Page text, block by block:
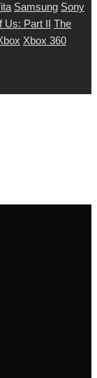
Samsung Sony
Us: Part II The
Xbox 360